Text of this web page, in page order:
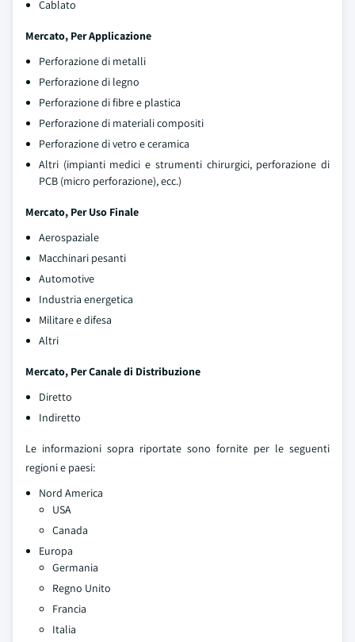
Cablato
Mercato, Per Applicazione
Perforazione di metalli
Perforazione di legno
Perforazione di fibre e plastica
Perforazione di materiali compositi
Perforazione di vetro e ceramica
Altri (impianti medici e strumenti chirurgici, perforazione di
PCB (micro perforazione), ecc.)
Mercato, Per Uso Finale
Aerospaziale
Macchinari pesanti
Automotive
Industria energetica
Militare e difesa
Altri
Mercato, Per Canale di Distribuzione
Diretto
Indiretto
Le informazioni sopra riportate sono fornite per le seguenti
regioni e paesi:
Nord America
USA
Canada
Europa
Germania
Regno Unito
Francia
Italia